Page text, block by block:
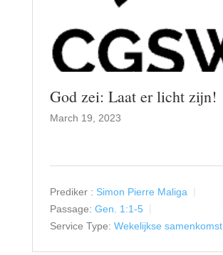
God zei: Laat er licht zijn!
March 19, 2023
Prediker : Simon Pierre Maliga
Passage: Gen. 1:1-5
Service Type: Wekelijkse samenkomst